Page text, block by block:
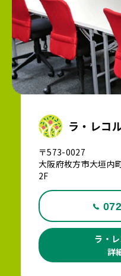
ラ・レコ
〒573-0027
大阪府枚方市大垣内
2F
ラ・
詳